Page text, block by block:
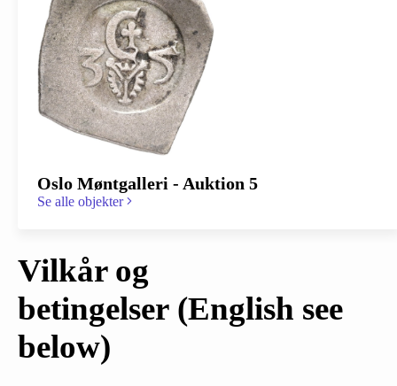
Oslo Møntgalleri - Auktion 5
Se alle objekter
Vilkår og
betingelser (English see
below)